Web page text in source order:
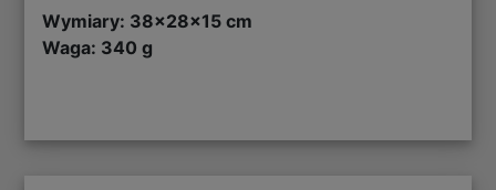
Wymiary: 38x28x15 cm
Waga: 340 g